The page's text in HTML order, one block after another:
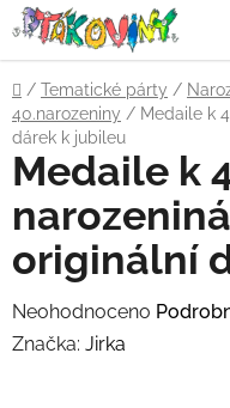
Přejít
na
obsah
Domů
/ Tematické párty /
40.narozeniny / Medaile k
dárek k jubileu
Medaile k
originální
Průměrné
hodnocení
Neohodnoceno
Značka: Jirka